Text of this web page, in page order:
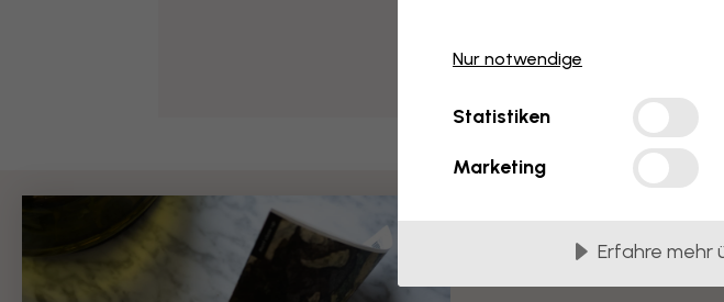
Häufig gestellte
Wie viel kostet eine Leinwand?
Nur notwendige
Statistiken
Marketing
Erfahre mehr